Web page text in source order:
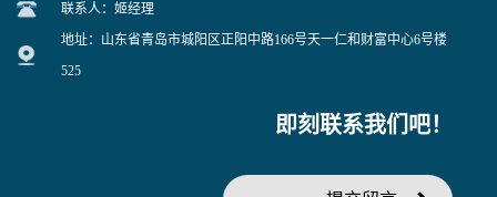
联系人：姬经理
地址：山东省青岛市城阳区正阳中路166号天一仁和财富中心6号楼
525
即刻联系我们吧！